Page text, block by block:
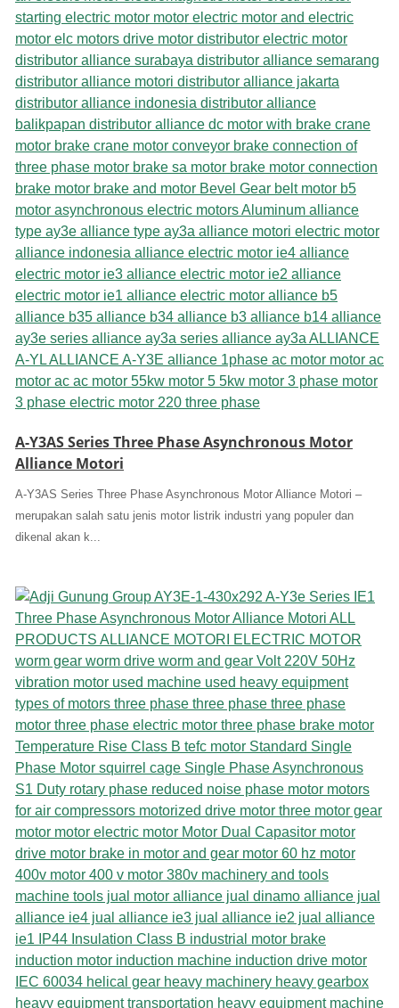
A-Y3AS Series Three Phase Asynchronous Motor
Alliance Motori
A-Y3AS Series Three Phase Asynchronous Motor Alliance Motori –
merupakan salah satu jenis motor listrik industri yang populer dan
dikenal akan k...